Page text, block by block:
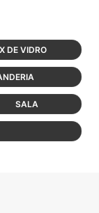
DE VIDRO
SALA